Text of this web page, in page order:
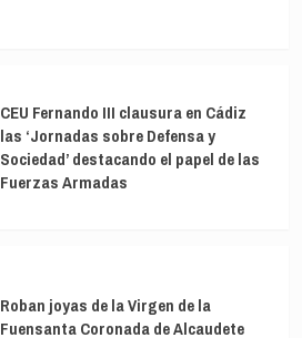
CEU Fernando III clausura en Cádiz
las ‘Jornadas sobre Defensa y
Sociedad’ destacando el papel de las
Fuerzas Armadas
Roban joyas de la Virgen de la
Fuensanta Coronada de Alcaudete